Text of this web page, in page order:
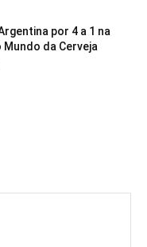
por 4 a 1 na
da Cerveja